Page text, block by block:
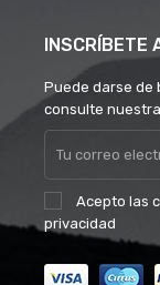
INSCRÍBETE
Puede darse de
consulte
Acepto las
privacidad